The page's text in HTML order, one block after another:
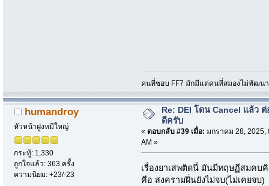
คนที่ชอบ FF7 มักมีแต่คนที่สมองไม่พัฒนา
humandroy
หัวหน้าฝูงหมีใหญ่
กระทู้: 1,330
ถูกใจแล้ว: 363 ครั้ง
ความนิยม: +23/-23
Re: DEI โดน Cancel แล้ว ต่
ดีครับ
« ตอบกลับ #39 เมื่อ: มกราคม 28, 2025,
AM »
เรื่องยาเสพติดนี่ มันมีทฤษฏีสมคบ
คือ สงครามฝิ่นยังไม่จบ(ไม่เคยจบ)